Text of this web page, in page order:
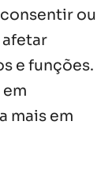
ou
e funções.
mais em